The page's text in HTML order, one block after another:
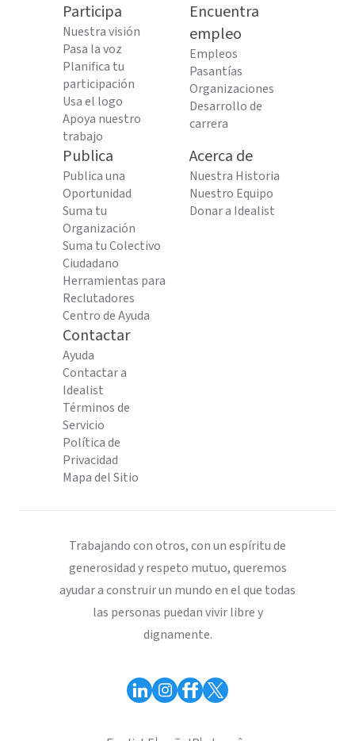
Participa
Nuestra visión
Pasa la voz
Planifica tu
participación
Usa el logo
Apoya nuestro
trabajo
Encuentra
empleo
Empleos
Pasantías
Organizaciones
Desarrollo de
carrera
Publica
Publica una
Oportunidad
Suma tu
Organización
Suma tu Colectivo
Ciudadano
Herramientas para
Reclutadores
Centro de Ayuda
Acerca de
Nuestra Historia
Nuestro Equipo
Donar a Idealist
Contactar
Ayuda
Contactar a
Idealist
Términos de
Servicio
Política de
Privacidad
Mapa del Sitio
Trabajando con otros, con un espíritu de
generosidad y respeto mutuo, queremos
ayudar a construir un mundo en el que todas
las personas puedan vivir libre y
dignamente.